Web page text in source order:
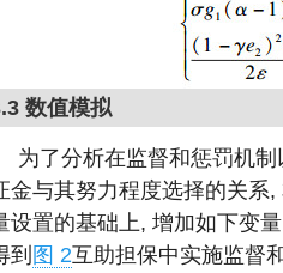
数值模拟
为了分析在监督和惩罚机
金与其努力程度选择的关系
设置的基础上, 增加如下变
到 图 2互助担保中实施监督